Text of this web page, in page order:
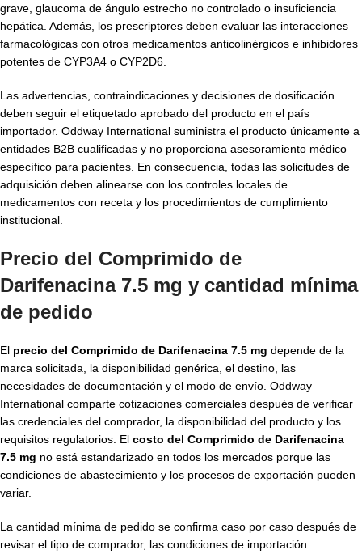
grave, glaucoma de ángulo estrecho no controlado o insuficiencia
hepática. Además, los prescriptores deben evaluar las interacciones
farmacológicas con otros medicamentos anticolinérgicos e inhibidores
potentes de CYP3A4 o CYP2D6.
Las advertencias, contraindicaciones y decisiones de dosificación
deben seguir el etiquetado aprobado del producto en el país
importador. Oddway International suministra el producto únicamente a
entidades B2B cualificadas y no proporciona asesoramiento médico
específico para pacientes. En consecuencia, todas las solicitudes de
adquisición deben alinearse con los controles locales de
medicamentos con receta y los procedimientos de cumplimiento
institucional.
Precio del Comprimido de
Darifenacina 7.5 mg y cantidad mínima
de pedido
El precio del Comprimido de Darifenacina 7.5 mg depende de la
marca solicitada, la disponibilidad genérica, el destino, las
necesidades de documentación y el modo de envío. Oddway
International comparte cotizaciones comerciales después de verificar
las credenciales del comprador, la disponibilidad del producto y los
requisitos regulatorios. El costo del Comprimido de Darifenacina
7.5 mg no está estandarizado en todos los mercados porque las
condiciones de abastecimiento y los procesos de exportación pueden
variar.
La cantidad mínima de pedido se confirma caso por caso después de
revisar el tipo de comprador, las condiciones de importación